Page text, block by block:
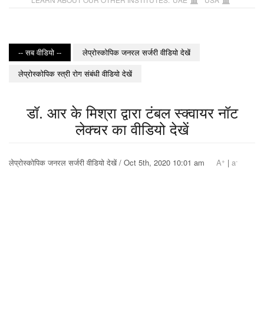
-- सब वीडियो --
लेप्रोस्कोपिक जनरल सर्जरी वीडियो देखें
लेप्रोस्कोपिक स्त्री रोग संबंधी वीडियो देखें
डॉ. आर के मिश्रा द्वारा टंबल स्क्वायर नॉट
लेक्चर का वीडियो देखें
लेप्रोस्कोपिक जनरल सर्जरी वीडियो देखें / Oct 5th, 2020 10:01 am A+ | a-